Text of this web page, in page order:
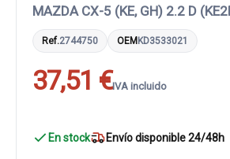
MAZDA CX-5 (KE, GH) 2.2 D
Ref.2744750 OEMKD3533021
37,51 €IVA incluido
En stock Envío disponible 24/48h